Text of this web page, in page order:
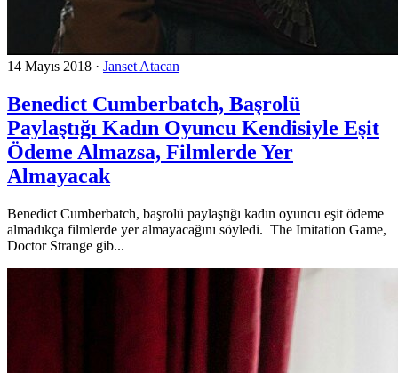
14 Mayıs 2018 · Janset Atacan
Benedict Cumberbatch, Başrolü
Paylaştığı Kadın Oyuncu Kendisiyle Eşit
Ödeme Almazsa, Filmlerde Yer
Almayacak
Benedict Cumberbatch, başrolü paylaştığı kadın oyuncu eşit ödeme
almadıkça filmlerde yer almayacağını söyledi. The Imitation Game,
Doctor Strange gib...